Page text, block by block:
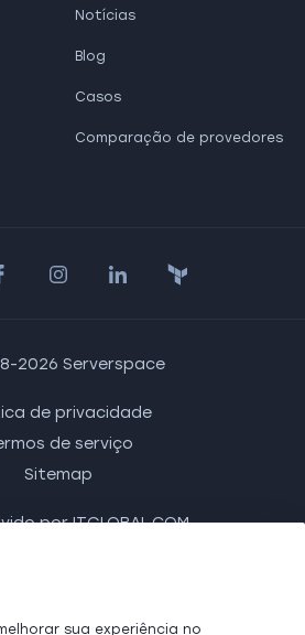
Notícias
Blog
Casos
Comparação de provedores
2026 Serverspace
de privacidade
de serviço
Sitemap
porITGLOBAL.COM
sua experiência no